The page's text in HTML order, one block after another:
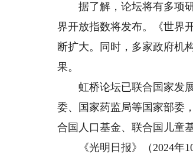
据了解，论坛将有多项研
界开放指数将发布。《世界
断扩大。同时，多家政府机
果。
虹桥论坛已联合国家发展
委、国家药监局等国家部委
合国人口基金、联合国儿童
《光明日报》（2024年10